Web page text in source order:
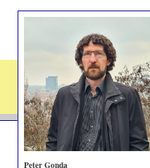
Peter Gonda